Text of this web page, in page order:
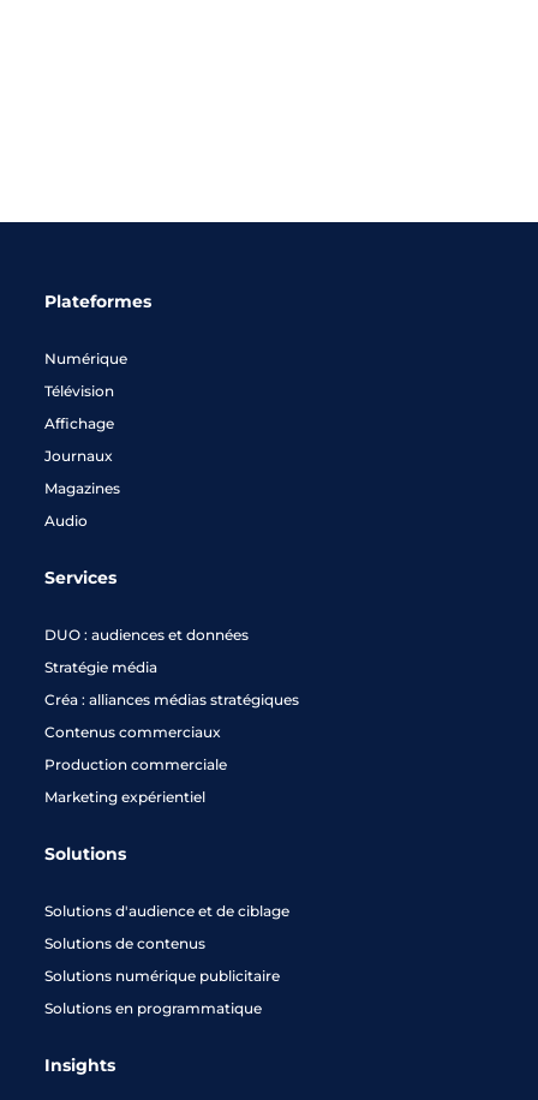
Plateformes
Numérique
Télévision
Affichage
Journaux
Magazines
Audio
Services
DUO : audiences et données
Stratégie média
Créa : alliances médias stratégiques
Contenus commerciaux
Production commerciale
Marketing expérientiel
Solutions
Solutions d'audience et de ciblage
Solutions de contenus
Solutions numérique publicitaire
Solutions en programmatique
Insights